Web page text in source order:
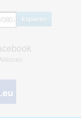
kopieren